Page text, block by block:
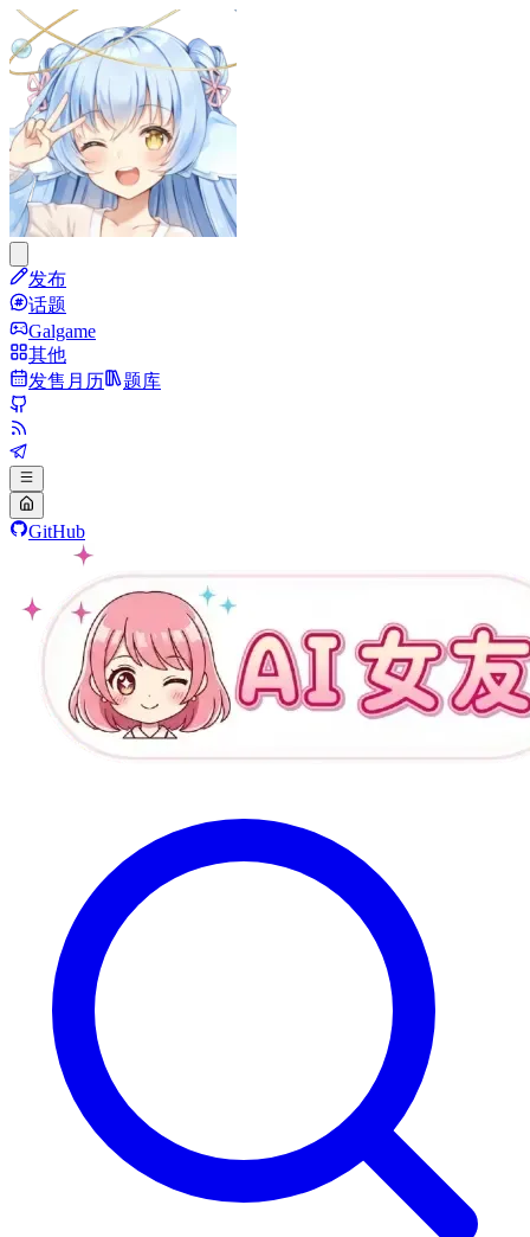
发布
话题
Galgame
其他
发售月历
题库
GitHub